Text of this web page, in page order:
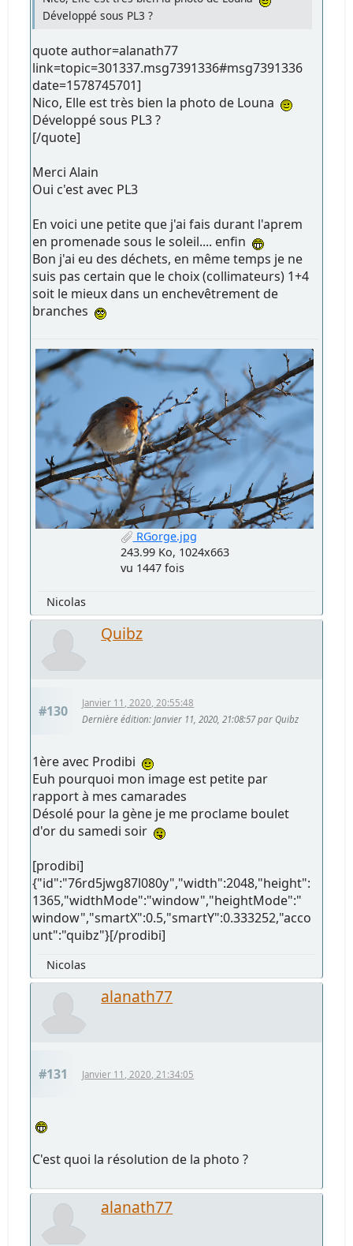
Développé sous PL3 ?
quote author=alanath77
link=topic=301337.msg7391336#msg7391336
date=1578745701]
Nico, Elle est très bien la photo de Louna
Développé sous PL3 ?
[/quote]
Merci Alain
Oui c'est avec PL3
En voici une petite que j'ai fais durant l'aprem
en promenade sous le soleil.... enfin
Bon j'ai eu des déchets, en même temps je ne
suis pas certain que le choix (collimateurs) 1+4
soit le mieux dans un enchevêtrement de
branches
RGorge.jpg
243.99 Ko, 1024x663
vu 1447 fois
Nicolas
Quibz
#130
Janvier 11, 2020, 20:55:48
Dernière édition: Janvier 11, 2020, 21:08:57 par Quibz
1ère avec Prodibi
Euh pourquoi mon image est petite par
rapport à mes camarades
Désolé pour la gène je me proclame boulet
d'or du samedi soir
[prodibi]
{"id":"76rd5jwg87l080y","width":2048,"height":
1365,"widthMode":"window","heightMode":"
window","smartX":0.5,"smartY":0.333252,"acco
unt":"quibz"}[/prodibi]
Nicolas
alanath77
#131 Janvier 11, 2020, 21:34:05
C'est quoi la résolution de la photo ?
alanath77